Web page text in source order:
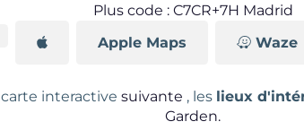
Plus code : C7CR+7H Madrid
Apple Maps Waze
carte interactive suivante , les lieux
Garden.